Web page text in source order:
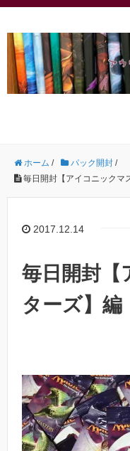
ホーム / パック開封 /
毎日開封【アイコニック
2017.12.14
毎日開封【
ターズ】